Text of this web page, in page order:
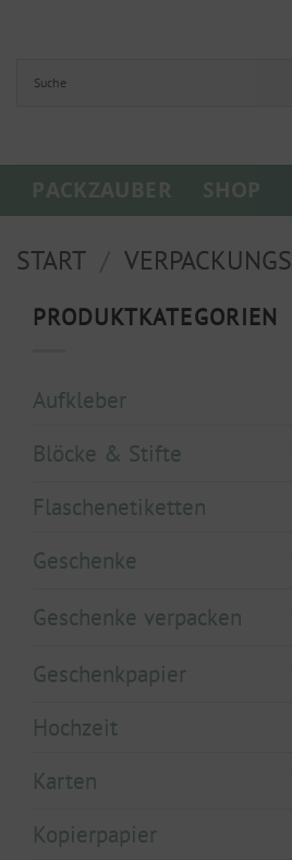
springen
PACKZAUBER SHOP
START
PRODUKTKATEGORIEN
Aufkleber
Blöcke & Stifte
Flaschenetiketten
Geschenke
Geschenke verpacken
Geschenkpapier
Hochzeit
Karten
Kopierpapier